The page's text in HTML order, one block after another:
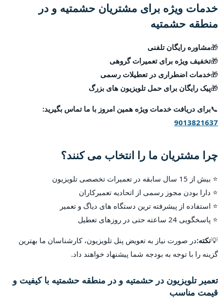
خدمات ویژه برای مشتریان حشمتیه و در
منطقه حشمتیه
🎁مشاوره رایگان تلفنی
🎁تخفیف ویژه برای تعمیرات گروهی
🎁خدمات اضطراری در تعطیلات رسمی
🎁پیک رایگان برای حمل تلویزیون های بزرگ
📞برای دریافت خدمات ویژه همین امروز با ما تماس بگیرید:
9013821637
چرا مشتریان ما را انتخاب می کنند؟
⭐ بیش از 15 سال سابقه در تعمیرات تخصصی تلویزیون
⭐ دارا بودن مجوز رسمی از اتحادیه تعمیرکاران
⭐ استفاده از پیشرفته ترین دستگاه های دیاگ و تعمیر
⭐ پاسخگویی 24 ساعته حتی در روزهای تعطیل
💡نکته:در صورت نیاز به تعویض پنل تلویزیون، کارشناسان ما بهترین
گزینه را با توجه به بودجه شما پیشنهاد خواهند داد.
تعمیر تلویزیون در حشمتیه و در منطقه حشمتیه با کیفیت و
قیمت مناسب